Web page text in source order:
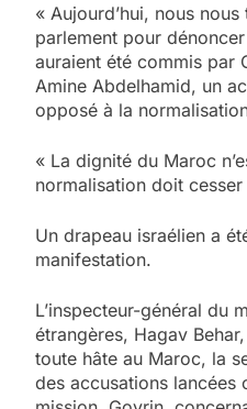
« Aujourd’hui, nous
parlement pour
auraient été commis par
Amine Abdelhamid, un
opposé à la
« La dignité du Maroc
normalisation doit
Un drapeau israélien a
manifestation.
L’inspecteur-général du
étrangères, Hagav
toute hâte au Maroc, la
des accusations lancées